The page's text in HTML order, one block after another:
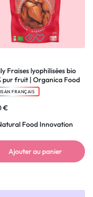
Fraises lyophilisées bio
pur fruit | Organica Food
FRANÇAIS
€
Food Innovation
Ajouter au panier